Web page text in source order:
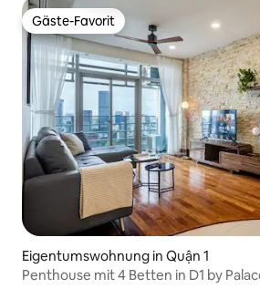
Gäste-Favorit
Gäste-Favorit
Eigentumswohnung in Quận 1
Penthouse mit 4 Betten in D1 by